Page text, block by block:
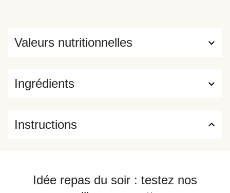
Ingrédients
Valeurs nutritionnelles
Instructions
Idée repas du soir : testez nos